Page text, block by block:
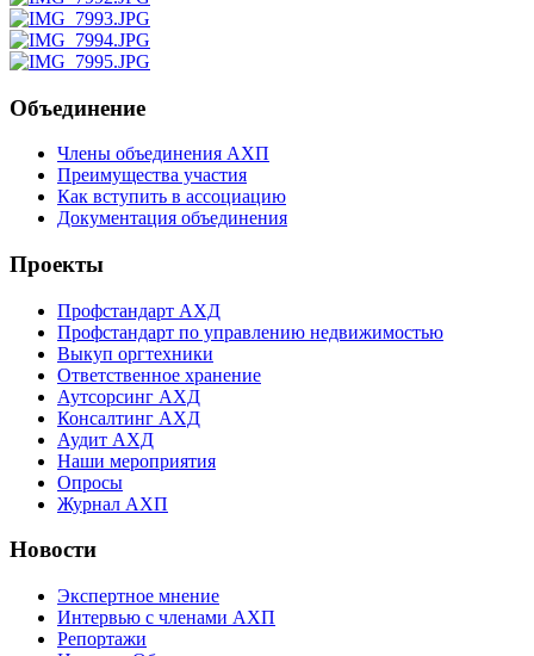
Объединение
Члены объединения АХП
Преимущества участия
Как вступить в ассоциацию
Документация объединения
Проекты
Профстандарт АХД
Профстандарт по управлению недвижимостью
Выкуп оргтехники
Ответственное хранение
Аутсорсинг АХД
Консалтинг АХД
Аудит АХД
Наши мероприятия
Опросы
Журнал АХП
Новости
Экспертное мнение
Интервью с членами АХП
Репортажи